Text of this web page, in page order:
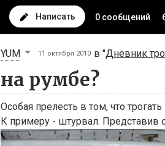
Написать 0 сообщений
YUM 11 октября 2010 в "Дневник
на румбе?
Особая прелесть в том, что
К примеру - штурвал.